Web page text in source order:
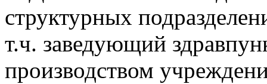
структурных
т.ч. заведующий
производством